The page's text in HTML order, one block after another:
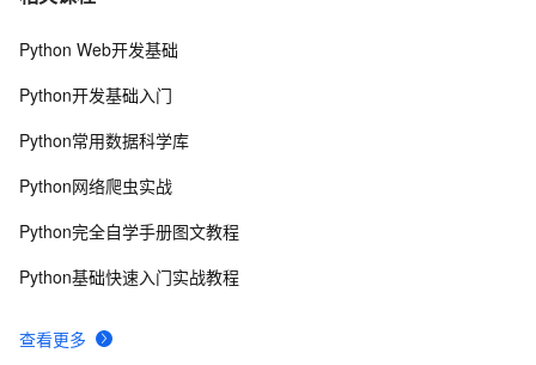
8 python网络编程初级
和缺点
10Python PIL远程命令执行漏洞复现(CVE-2017-8291
查看更多
Python Web开发基础
Python开发基础入门
Python常用数据科学库
Python网络爬虫实战
Python完全自学手册图文教程
Python基础快速入门实战教程